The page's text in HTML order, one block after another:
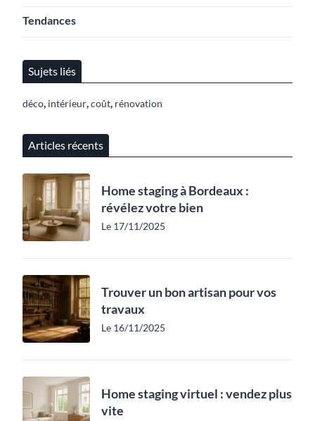
Tendances
Sujets liés
déco, intérieur,coût, rénovation
Articles récents
Home staging à Bordeaux :
révélez votre bien
Le 17/11/2025
Trouver un bon artisan pour vos
travaux
Le 16/11/2025
Home staging virtuel : vendez plus
vite